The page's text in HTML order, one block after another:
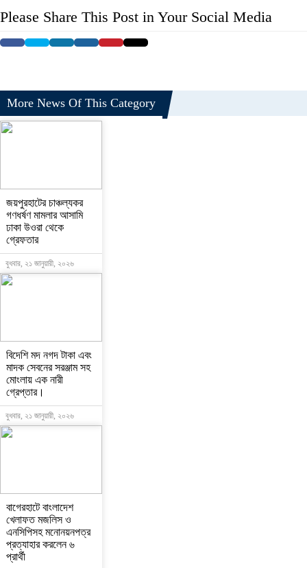
Please Share This Post in Your Social Media
More News Of This Category
জয়পুরহাটের চাঞ্চল্যকর
গণধর্ষণ মামলার আসামি
ঢাকা উওরা থেকে
গ্রেফতার
বুধবার, ২১ জানুয়ারী, ২০২৬
বিদেশি মদ নগদ টাকা এবং
মাদক সেবনের সরঞ্জাম সহ
মোংলায় এক নারী
গ্রেপ্তার।
বুধবার, ২১ জানুয়ারী, ২০২৬
বাগেরহাটে বাংলাদেশ
খেলাফত মজলিস ও
এনসিপিসহ মনোনয়নপত্র
প্রত্যাহার করলেন ৬
প্রার্থী